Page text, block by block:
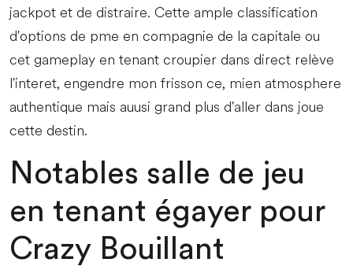
jackpot et de distraire. Cette ample classification
d'options de pme en compagnie de la capitale ou
cet gameplay en tenant croupier dans direct relève
l'interet, engendre mon frisson ce, mien atmosphere
authentique mais auusi grand plus d'aller dans joue
cette destin.
Notables salle de jeu
en tenant égayer pour
Crazy Bouillant